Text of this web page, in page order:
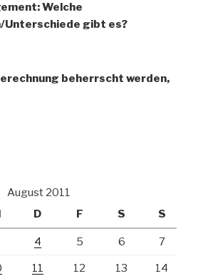
Welche
Unterschiede gibt es?
beherrscht werden,
August 2011
D F S S
4 5 6 7
11 12 13 14